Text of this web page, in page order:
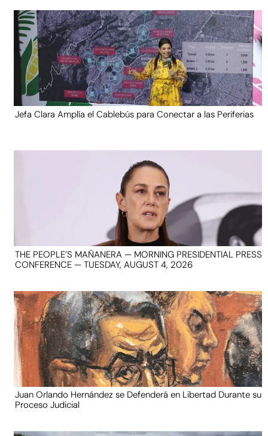
Jefa Clara Amplía el Cablebús para Conectar a las Periferias
THE PEOPLE’S MAÑANERA — MORNING PRESIDENTIAL PRESS
CONFERENCE — TUESDAY, AUGUST 4, 2026
Juan Orlando Hernández se Defenderá en Libertad Durante su
Proceso Judicial